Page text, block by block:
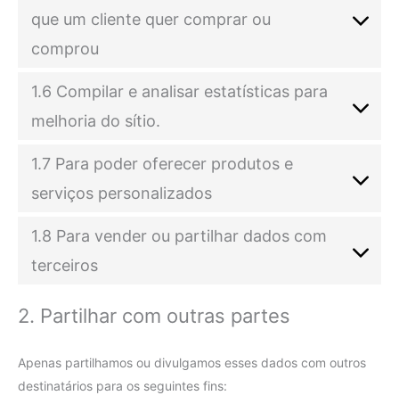
que um cliente quer comprar ou
comprou
1.6 Compilar e analisar estatísticas para
melhoria do sítio.
1.7 Para poder oferecer produtos e
serviços personalizados
1.8 Para vender ou partilhar dados com
terceiros
2. Partilhar com outras partes
Apenas partilhamos ou divulgamos esses dados com outros
destinatários para os seguintes fins: